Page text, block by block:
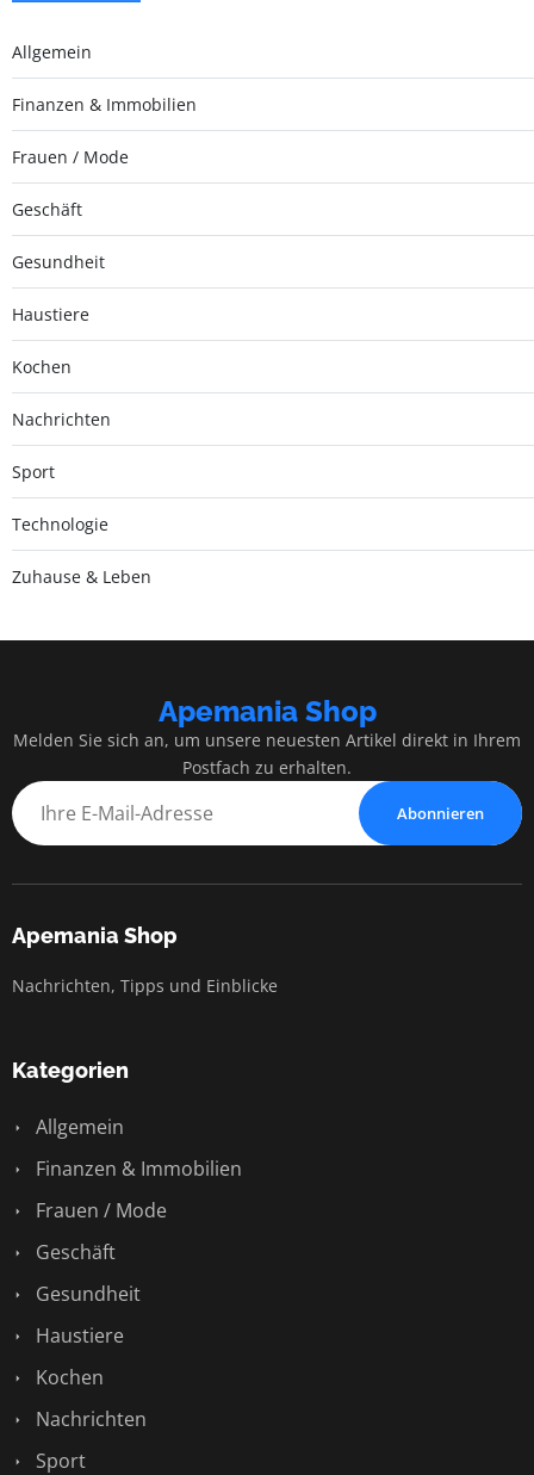
Allgemein
Finanzen & Immobilien
Frauen / Mode
Geschäft
Gesundheit
Haustiere
Kochen
Nachrichten
Sport
Technologie
Zuhause & Leben
Apemania Shop
Melden Sie sich an, um unsere neuesten Artikel direkt in Ihrem
Postfach zu erhalten.
Abonnieren
Apemania Shop
Nachrichten, Tipps und Einblicke
Kategorien
Allgemein
Finanzen & Immobilien
Frauen / Mode
Geschäft
Gesundheit
Haustiere
Kochen
Nachrichten
Sport